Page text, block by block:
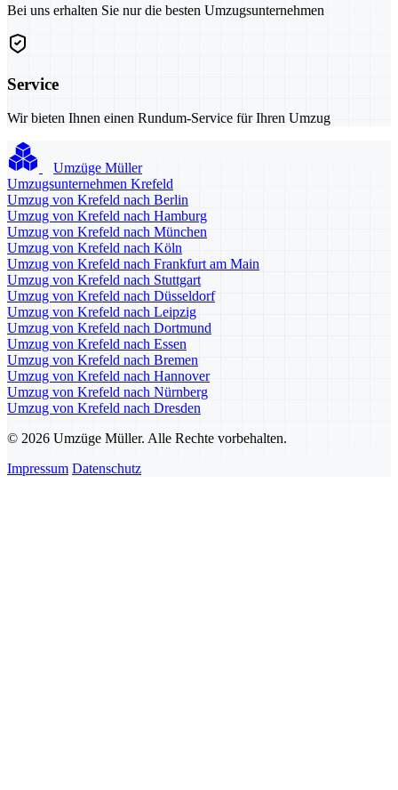
Bei uns erhalten Sie nur die besten Umzugsunternehmen
Service
Wir bieten Ihnen einen Rundum-Service für Ihren Umzug
Umzüge Müller
Umzugsunternehmen Krefeld
Umzug von Krefeld nach Berlin
Umzug von Krefeld nach Hamburg
Umzug von Krefeld nach München
Umzug von Krefeld nach Köln
Umzug von Krefeld nach Frankfurt am Main
Umzug von Krefeld nach Stuttgart
Umzug von Krefeld nach Düsseldorf
Umzug von Krefeld nach Leipzig
Umzug von Krefeld nach Dortmund
Umzug von Krefeld nach Essen
Umzug von Krefeld nach Bremen
Umzug von Krefeld nach Hannover
Umzug von Krefeld nach Nürnberg
Umzug von Krefeld nach Dresden
© 2026 Umzüge Müller. Alle Rechte vorbehalten.
Impressum Datenschutz